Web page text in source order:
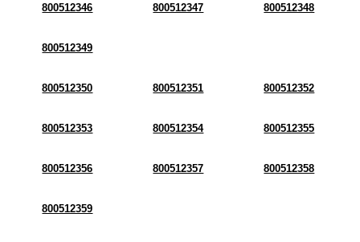
800512346 800512347 800512348
800512349
800512350 800512351 800512352
800512353 800512354 800512355
800512356 800512357 800512358
800512359